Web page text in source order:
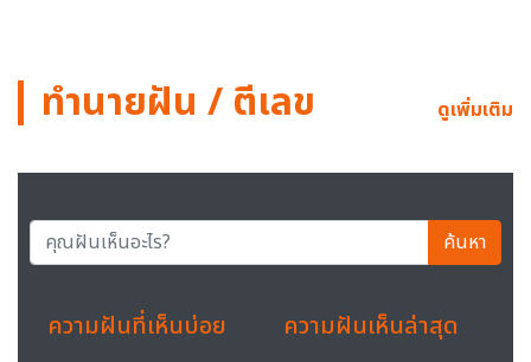
ทำนายฝัน / ตีเลข ดูเพิ่มเติม
ค้นหา
ความฝันที่เห็นบ่อย ความฝันเห็นล่าสุด